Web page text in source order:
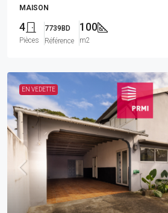
MAISON
4
Pièces
7739BD
Référence
100
m2
EN VEDETTE